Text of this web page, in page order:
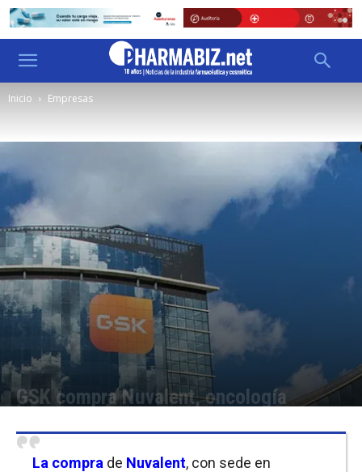
Inicio Empresas
GSK compra Nuvalent, oncología
La compra de Nuvalent, con sede en